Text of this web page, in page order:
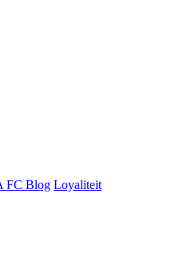
FC Blog Loyaliteit